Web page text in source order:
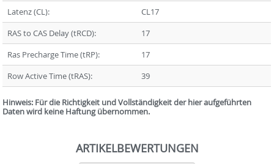
Latenz (CL):
CL17
RAS to CAS Delay (tRCD):
17
Ras Precharge Time (tRP):
17
Row Active Time (tRAS):
39
Hinweis: Für die Richtigkeit und Vollständigkeit der hier aufgeführten
Daten wird keine Haftung übernommen.
ARTIKELBEWERTUNGEN